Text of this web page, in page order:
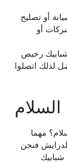
أو تصليح
أو
رخيص
لذلك اتصلوا
مهما
فنحن